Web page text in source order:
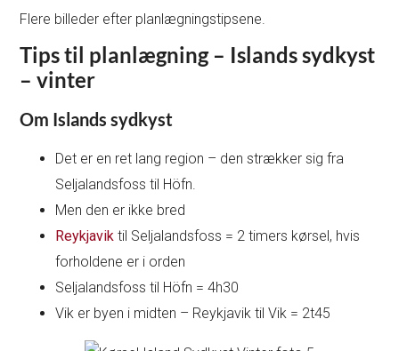
Flere billeder efter planlægningstipsene.
Tips til planlægning – Islands sydkyst
– vinter
Om Islands sydkyst
Det er en ret lang region – den strækker sig fra
Seljalandsfoss til Höfn.
Men den er ikke bred
Reykjavik til Seljalandsfoss = 2 timers kørsel, hvis
forholdene er i orden
Seljalandsfoss til Höfn = 4h30
Vik er byen i midten – Reykjavik til Vik = 2t45